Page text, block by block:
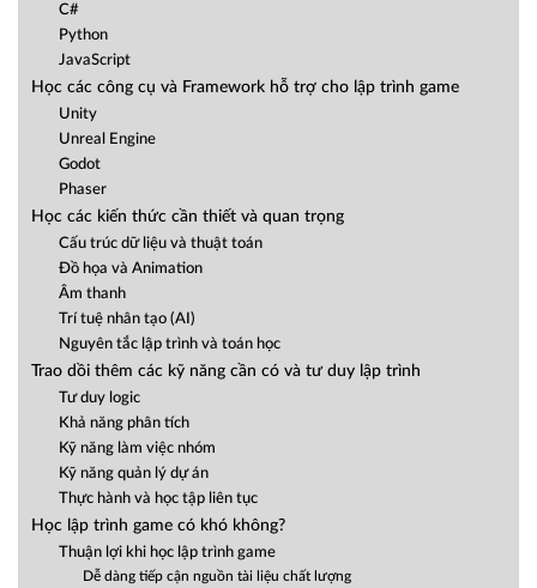
C#
Python
JavaScript
Học các công cụ và Framework hỗ trợ cho lập trình game
Unity
Unreal Engine
Godot
Phaser
Học các kiến thức cần thiết và quan trọng
Cấu trúc dữ liệu và thuật toán
Đồ họa và Animation
Âm thanh
Trí tuệ nhân tạo (AI)
Nguyên tắc lập trình và toán học
Trao dồi thêm các kỹ năng cần có và tư duy lập trình
Tư duy logic
Khả năng phân tích
Kỹ năng làm việc nhóm
Kỹ năng quản lý dự án
Thực hành và học tập liên tục
Học lập trình game có khó không?
Thuận lợi khi học lập trình game
Dễ dàng tiếp cận nguồn tài liệu chất lượng